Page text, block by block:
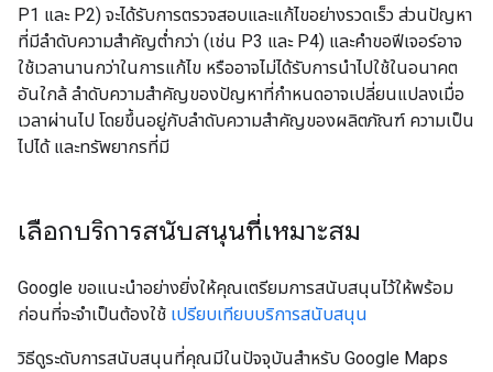
P1 และ P2) จะได้รับการตรวจสอบและแก้ไขอย่างรวดเร็ว ส่วนปัญหา
ที่มีลำดับความสำคัญต่ำกว่า (เช่น P3 และ P4) และคำขอฟีเจอร์อาจ
ใช้เวลานานกว่าในการแก้ไข หรืออาจไม่ได้รับการนำไปใช้ในอนาคต
อันใกล้ ลำดับความสำคัญของปัญหาที่กำหนดอาจเปลี่ยนแปลงเมื่อ
เวลาผ่านไป โดยขึ้นอยู่กับลำดับความสำคัญของผลิตภัณฑ์ ความเป็น
ไปได้ และทรัพยากรที่มี
เลือกบริการสนับสนุนที่เหมาะสม
Google ขอแนะนำอย่างยิ่งให้คุณเตรียมการสนับสนุนไว้ให้พร้อม
ก่อนที่จะจำเป็นต้องใช้ เปรียบเทียบบริการสนับสนุน
วิธีดูระดับการสนับสนุนที่คุณมีในปัจจุบันสำหรับ Google Maps